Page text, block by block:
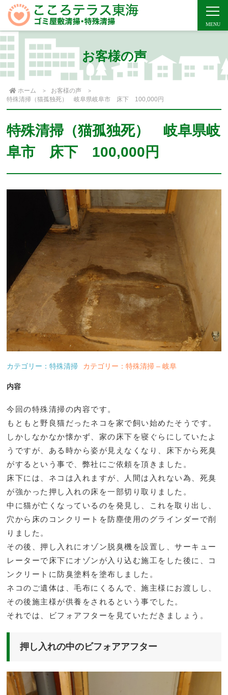
お客様の声
ホーム
お客様の声
特殊清掃（猫孤独死） 岐阜県岐阜市 床下 100,000円
特殊清掃（猫孤独死） 岐阜県岐
阜市 床下 100,000円
カテゴリー：特殊清掃 カテゴリー：特殊清掃 – 岐阜
内容
今回の特殊清掃の内容です。
もともと野良猫だったネコを家で飼い始めたそうです。
しかしなかなか懐かず、家の床下を寝ぐらにしていたよ
うですが、ある時から姿が見えなくなり、床下から死臭
がするという事で、弊社にご依頼を頂きました。
床下には、ネコは入れますが、人間は入れない為、死臭
が強かった押し入れの床を一部切り取りました。
中に猫が亡くなっているのを発見し、これを取り出し、
穴から床のコンクリートを防塵使用のグラインダーで削
りました。
その後、押し入れにオゾン脱臭機を設置し、サーキュー
レーターで床下にオゾンが入り込む施工をした後に、コ
ンクリートに防臭塗料を塗布しました。
ネコのご遺体は、毛布にくるんで、施主様にお渡しし、
その後施主様が供養をされるという事でした。
それでは、ビフォアフターを見ていただきましょう。
押し入れの中のビフォアアフター